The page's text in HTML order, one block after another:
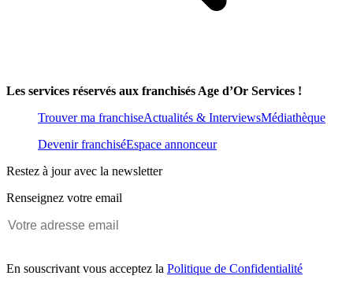
Les services réservés aux franchisés Age d’Or Services !
Trouver ma franchiseActualités & InterviewsMédiathèque
Devenir franchiséEspace annonceur
Restez à jour avec la newsletter
Renseignez votre email
En souscrivant vous acceptez la Politique de Confidentialité